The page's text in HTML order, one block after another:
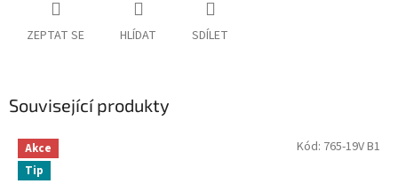
ZEPTAT SE HLÍDAT SDÍLET
Související produkty
Akce
Tip
Kód: 765-19V B1